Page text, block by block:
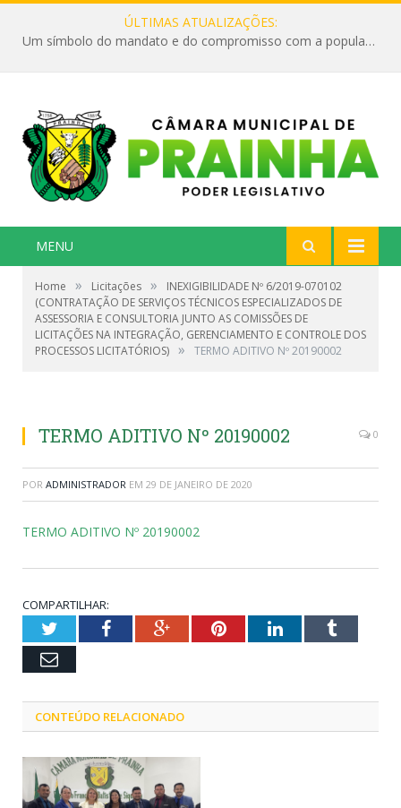
ÚLTIMAS ATUALIZAÇÕES:
Um símbolo do mandato e do compromisso com a população
MENU
Home » Licitações »
INEXIGIBILIDADE Nº 6/2019-070102
(CONTRATAÇÃO DE SERVIÇOS TÉCNICOS ESPECIALIZADOS DE
ASSESSORIA E CONSULTORIA JUNTO AS COMISSÕES DE
LICITAÇÕES NA INTEGRAÇÃO, GERENCIAMENTO E CONTROLE DOS
PROCESSOS LICITATÓRIOS) » TERMO ADITIVO Nº 20190002
TERMO ADITIVO Nº 20190002 0
POR ADMINISTRADOR EM 29 DE JANEIRO DE 2020
TERMO ADITIVO Nº 20190002
COMPARTILHAR:
TwitterFacebookGoogle+PinterestLinkedInTumblr
Email
CONTEÚDO RELACIONADO